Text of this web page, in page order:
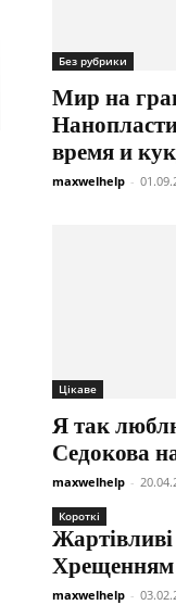
Без рубрики
Мир на
время и
maxwelhelp -
Цікаве
Я так
Седокова
maxwelhelp -
Короткі
Хрещенням
maxwelhelp -